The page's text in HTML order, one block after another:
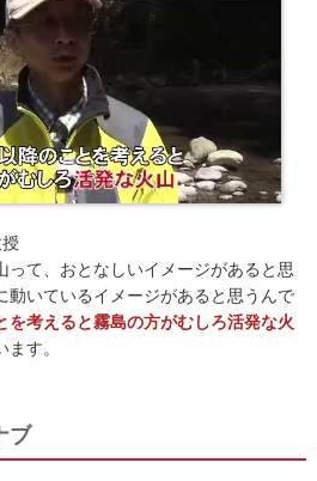
って、おとなしいイメージがあると思
動いているイメージがあると思うんで
を考えると霧島の方がむしろ活発な火
す。
ブ